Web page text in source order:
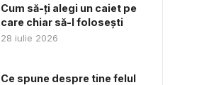
Cum să-ți alegi un caiet pe
care chiar să-l folosești
28 iulie 2026
Ce spune despre tine felul